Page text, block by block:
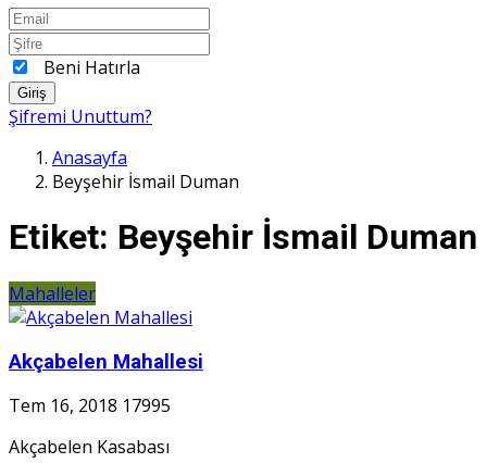
Beni Hatırla
Giriş
Şifremi Unuttum?
Anasayfa
Beyşehir İsmail Duman
Etiket: Beyşehir İsmail Duman
Mahalleler
Akçabelen Mahallesi
Tem 16, 2018 17995
Akçabelen Kasabası